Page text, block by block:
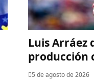
Luis Arráez
producción
5 de agosto de 2026